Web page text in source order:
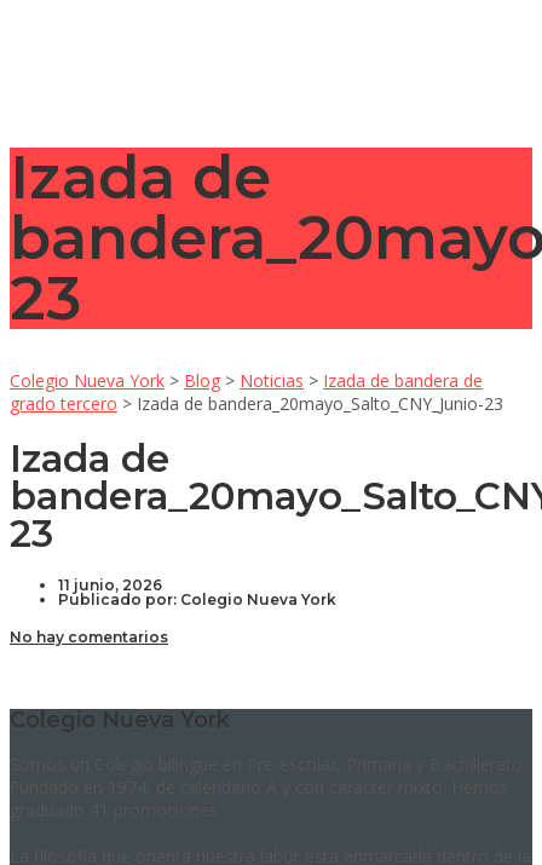
Izada de
23
Colegio Nueva York > Blog > Noticias > Izada de bandera de
grado tercero > Izada de bandera_20mayo_Salto_CNY_Junio-23
Izada de
23
11 junio, 2026
Publicado por: Colegio Nueva York
No hay comentarios
Colegio Nueva York